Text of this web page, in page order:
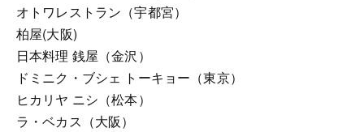
オトワレストラン（宇都宮）
柏屋(大阪)
日本料理 銭屋（金沢）
ドミニク・ブシェ トーキョー（東京）
ヒカリヤ ニシ（松本）
ラ・ベカス（大阪）